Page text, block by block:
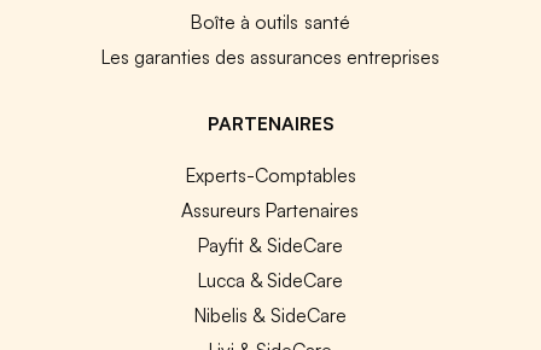
Boîte à outils santé
Les garanties des assurances entreprises
PARTENAIRES
Experts-Comptables
Assureurs Partenaires
Payfit & SideCare
Lucca & SideCare
Nibelis & SideCare